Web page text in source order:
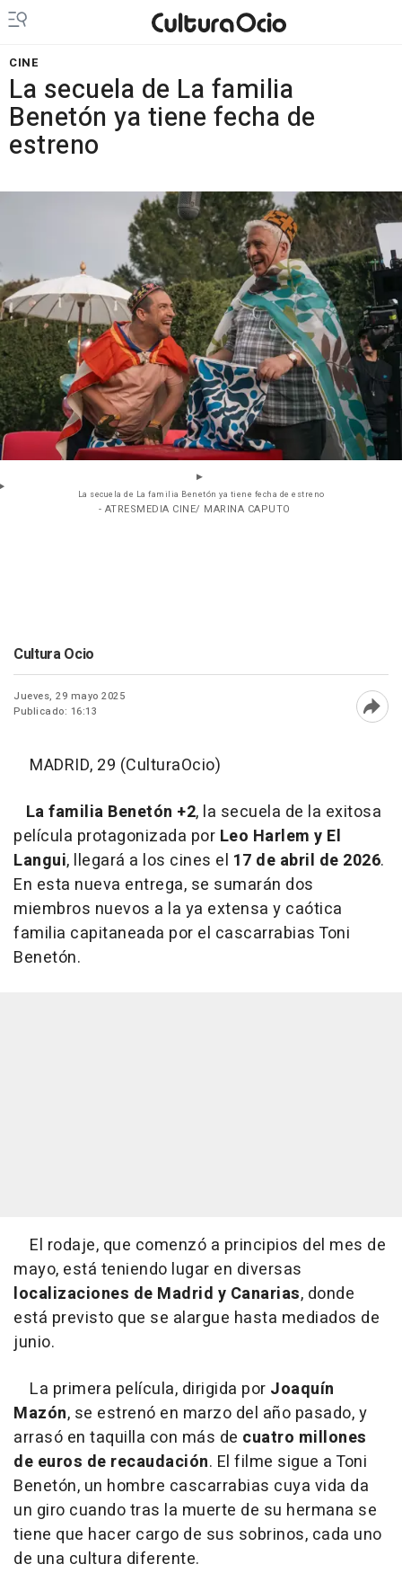
CINE
La secuela de La familia
Benetón ya tiene fecha de
estreno
La secuela de La familia Benetón ya tiene fecha de estreno
- ATRESMEDIA CINE/ MARINA CAPUTO
Cultura Ocio
Jueves, 29 mayo 2025
Publicado: 16:13
MADRID, 29 (CulturaOcio)
La familia Benetón +2, la secuela de la exitosa
película protagonizada por Leo Harlem y El
Langui, llegará a los cines el 17 de abril de 2026.
En esta nueva entrega, se sumarán dos
miembros nuevos a la ya extensa y caótica
familia capitaneada por el cascarrabias Toni
Benetón.
El rodaje, que comenzó a principios del mes de
mayo, está teniendo lugar en diversas
localizaciones de Madrid y Canarias, donde
está previsto que se alargue hasta mediados de
junio.
La primera película, dirigida por Joaquín
Mazón, se estrenó en marzo del año pasado, y
arrasó en taquilla con más de cuatro millones
de euros de recaudación. El filme sigue a Toni
Benetón, un hombre cascarrabias cuya vida da
un giro cuando tras la muerte de su hermana se
tiene que hacer cargo de sus sobrinos, cada uno
de una cultura diferente.